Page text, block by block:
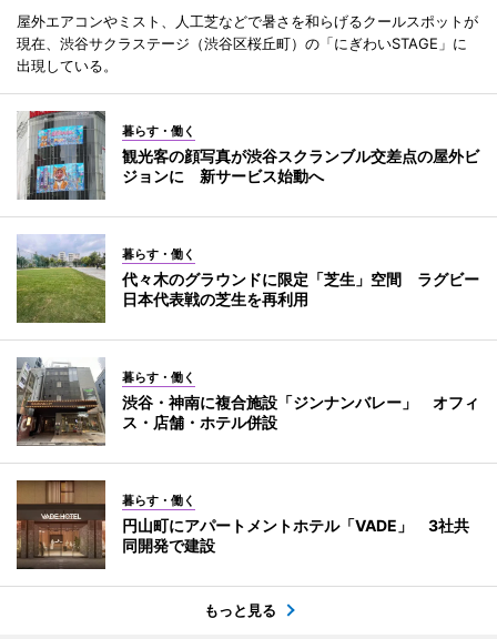
屋外エアコンやミスト、人工芝などで暑さを和らげるクールスポットが
現在、渋谷サクラステージ（渋谷区桜丘町）の「にぎわいSTAGE」に
出現している。
暮らす・働く
観光客の顔写真が渋谷スクランブル交差点の屋外ビ
ジョンに 新サービス始動へ
暮らす・働く
代々木のグラウンドに限定「芝生」空間 ラグビー
日本代表戦の芝生を再利用
暮らす・働く
渋谷・神南に複合施設「ジンナンバレー」 オフィ
ス・店舗・ホテル併設
暮らす・働く
円山町にアパートメントホテル「VADE」 3社共
同開発で建設
もっと見る